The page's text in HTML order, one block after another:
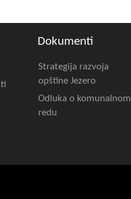
Dokumenti
Strategija razvoja
opštine Jezero
Odluka o komunalnom
redu